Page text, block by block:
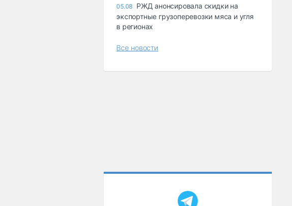
05.08 РЖД анонсировала скидки на
экспортные грузоперевозки мяса и угля
в регионах
Все новости